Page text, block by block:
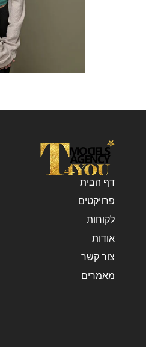
דף הבית
פרויקטים
לקוחות
אודות
צור קשר
מאמרים